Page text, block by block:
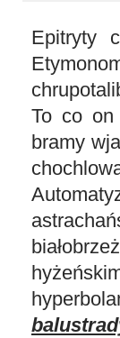
Epitryty
To co on
bramy